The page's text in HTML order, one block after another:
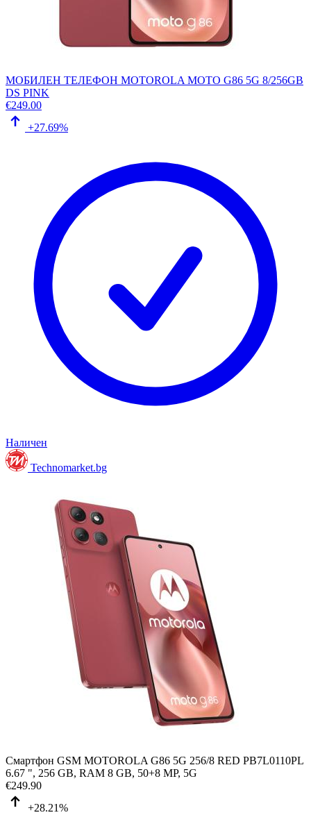
МОБИЛЕН ТЕЛЕФОН MOTOROLA MOTO G86 5G 8/256GB
DS PINK
€249.00
+27.69%
Наличен
Technomarket.bg
Смартфон GSM MOTOROLA G86 5G 256/8 RED PB7L0110PL
6.67 ", 256 GB, RAM 8 GB, 50+8 MP, 5G
€249.90
+28.21%